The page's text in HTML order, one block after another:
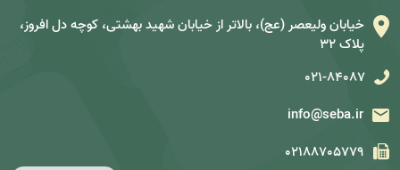
خیابان ولیعصر (عج)، بالاتر از خیابان شهید بهشتی، کوچه دل افروز،
پلاک 32
021-84087
info@seba.ir
02188705779